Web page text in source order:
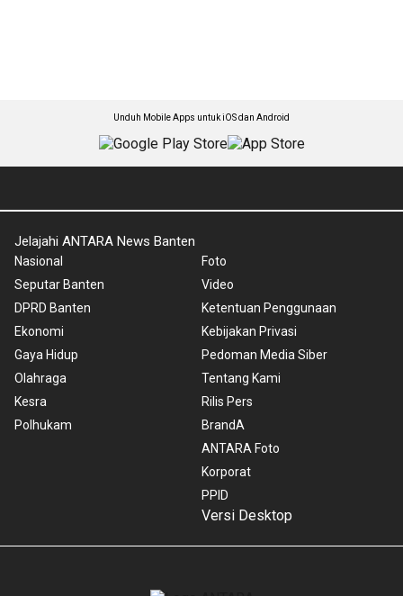
Unduh Mobile Apps untuk iOS dan Android
Jelajahi ANTARA News Banten
Nasional
Seputar Banten
DPRD Banten
Ekonomi
Gaya Hidup
Olahraga
Kesra
Polhukam
Foto
Video
Ketentuan Penggunaan
Kebijakan Privasi
Pedoman Media Siber
Tentang Kami
Rilis Pers
BrandA
ANTARA Foto
Korporat
PPID
Versi Desktop